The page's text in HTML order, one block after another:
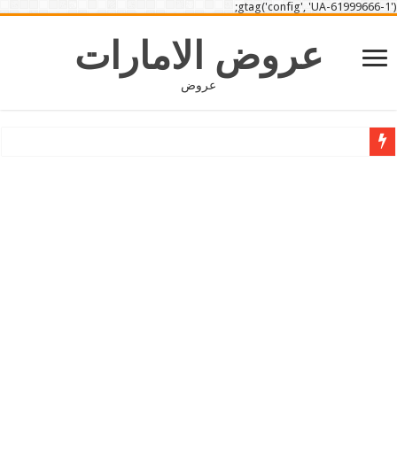
gtag('config', 'UA-61999666-1');
عروض الامارات
عروض